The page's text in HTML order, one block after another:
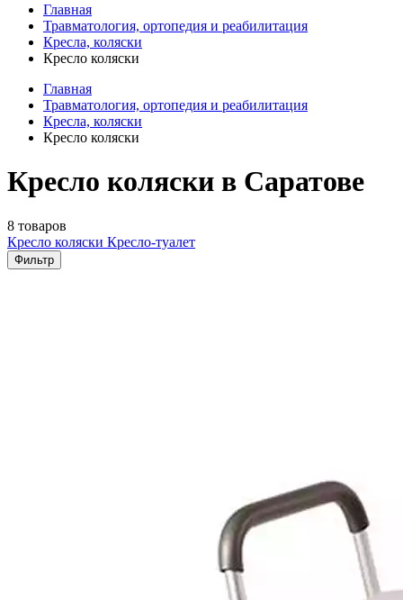
Главная
Травматология, ортопедия и реабилитация
Кресла, коляски
Кресло коляски
Главная
Травматология, ортопедия и реабилитация
Кресла, коляски
Кресло коляски
Кресло коляски в Саратове
8 товаров
Кресло коляски Кресло-туалет
Фильтр